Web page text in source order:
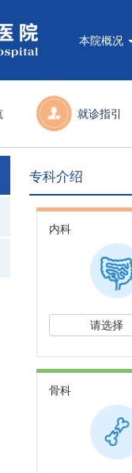
本院概况
就诊指引
专科介绍
内科
请选择
骨科